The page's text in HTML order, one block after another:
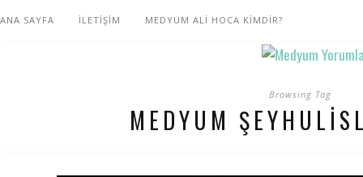
ANA SAYFA İLETİŞİM MEDYUM ALİ HOCA KİMDİR?
Browsing Tag
MEDYUM